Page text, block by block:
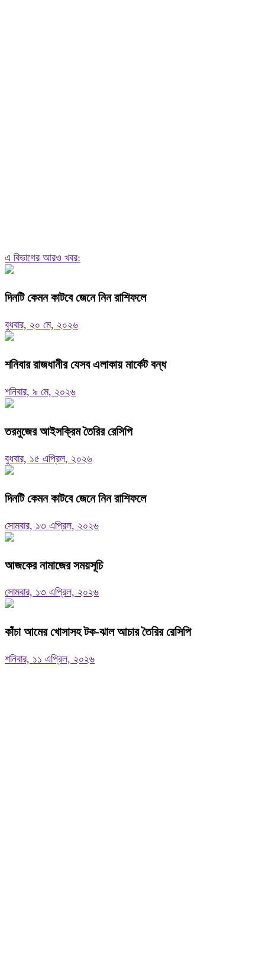
এ বিভাগের আরও খবর:
দিনটি কেমন কাটবে জেনে নিন রাশিফলে
বুধবার, ২০ মে, ২০২৬
শনিবার রাজধানীর যেসব এলাকায় মার্কেট বন্ধ
শনিবার, ৯ মে, ২০২৬
তরমুজের আইসক্রিম তৈরির রেসিপি
বুধবার, ১৫ এপ্রিল, ২০২৬
দিনটি কেমন কাটবে জেনে নিন রাশিফলে
সোমবার, ১৩ এপ্রিল, ২০২৬
আজকের নামাজের সময়সূচি
সোমবার, ১৩ এপ্রিল, ২০২৬
কাঁচা আমের খোসাসহ টক-ঝাল আচার তৈরির রেসিপি
শনিবার, ১১ এপ্রিল, ২০২৬